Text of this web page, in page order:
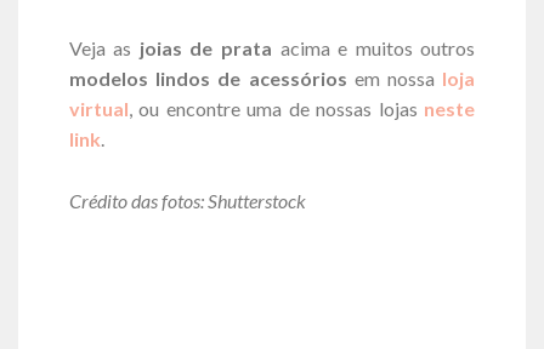
Veja as joias de prata acima e muitos outros
modelos lindos de acessórios em nossa loja
virtual, ou encontre uma de nossas lojas neste
link.
Crédito das fotos: Shutterstock